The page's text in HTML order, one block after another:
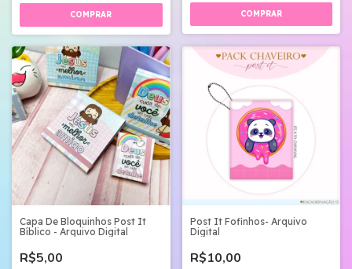
Capa De Bloquinhos Post It
Bíblico - Arquivo Digital
R$5,00
Post It Fofinhos- Arquivo
Digital
R$10,00